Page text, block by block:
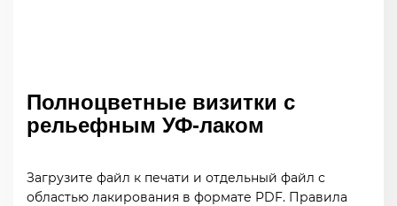
Полноцветные визитки с
рельефным УФ-лаком
Загрузите файл к печати и отдельный файл с
областью лакирования в формате PDF. Правила